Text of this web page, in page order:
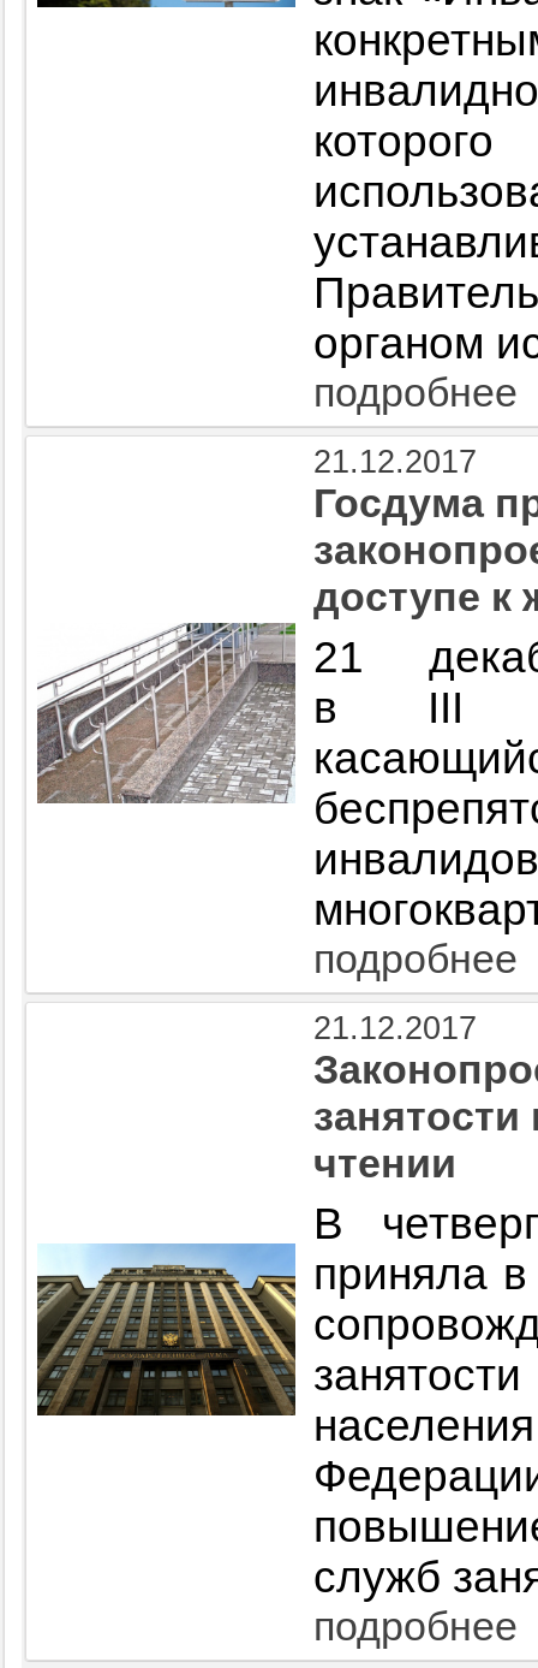
органом
подробнее
21.12.2017
Госдума
доступе
21
в III
подробнее
21.12.2017
чтении
В
приняла в
служб
подробнее